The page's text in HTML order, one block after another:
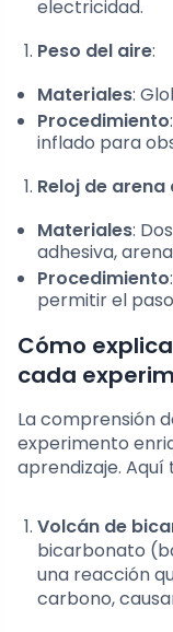
electricidad.
Peso del aire:
Materiales:
Procedimiento
inflado para
Reloj de arena
Materiales:
adhesiva,
Procedimiento
permitir el
Cómo
cada
La comprensión
experimento
aprendizaje. Aquí
Volcán de
bicarbonato
una reacción
carbono,